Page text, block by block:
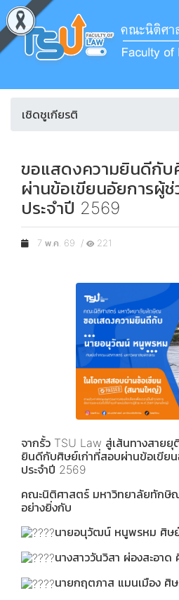
เชิดชูเกียรติ
ขอแสดงความยินดีกับ
ผ่านข้อเขียนอัยการผู้
ประจำปี 2569
7 พ.ค. 69 / 221
จากรั้ว TSU Law สู่เส้นทางสาย
ยินดีกับศิษย์เก่าที่สอบผ่านข้อเขีย
ประจำปี 2569
คณะนิติศาสตร์ มหาวิทยาลัยทักษิ
อย่างยิ่งกับ
นายอนุวัฒน์ หนูพรหม ศิษ
นางสาววันวิสา ผ่องสะอา
นายกฤตภาส แมนเมือง ศิ